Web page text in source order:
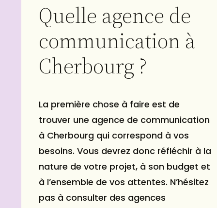
Quelle agence de
communication à
Cherbourg ?
La première chose à faire est de
trouver une agence de communication
à Cherbourg qui correspond à vos
besoins. Vous devrez donc réfléchir à la
nature de votre projet, à son budget et
à l’ensemble de vos attentes. N’hésitez
pas à consulter des agences